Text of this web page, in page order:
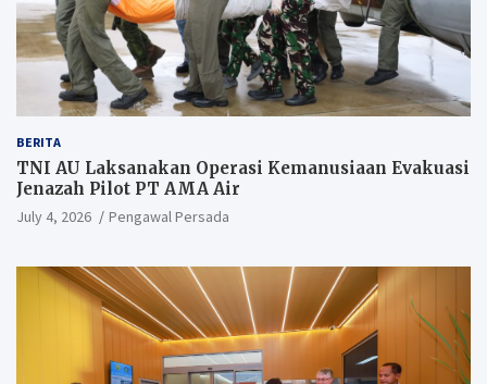
BERITA
TNI AU Laksanakan Operasi Kemanusiaan Evakuasi
Jenazah Pilot PT AMA Air
July 4, 2026 Pengawal Persada